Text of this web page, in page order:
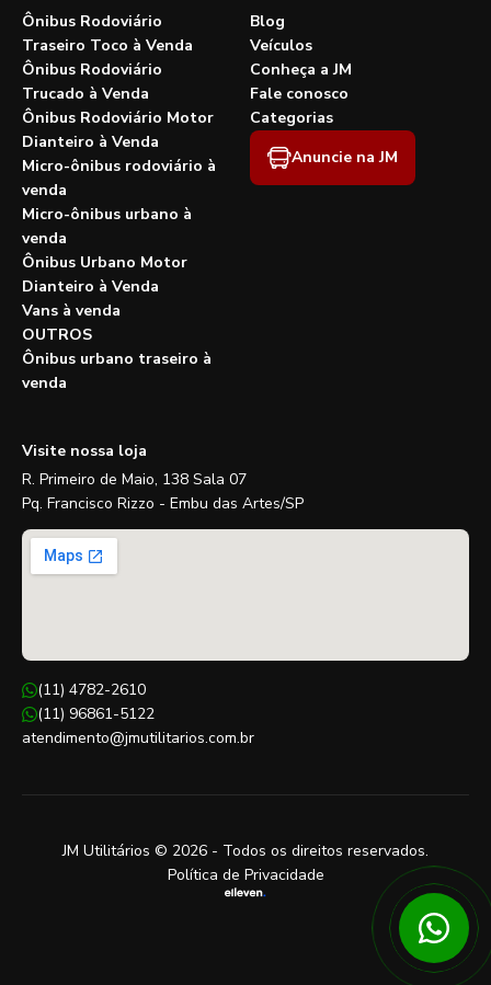
Ônibus Rodoviário
Traseiro Toco à Venda
Ônibus Rodoviário
Trucado à Venda
Ônibus Rodoviário Motor
Dianteiro à Venda
Micro-ônibus rodoviário à
venda
Micro-ônibus urbano à
venda
Ônibus Urbano Motor
Dianteiro à Venda
Vans à venda
OUTROS
Ônibus urbano traseiro à
venda
Blog
Veículos
Conheça a JM
Fale conosco
Categorias
Anuncie na JM
Visite nossa loja
R. Primeiro de Maio, 138 Sala 07
Pq. Francisco Rizzo - Embu das Artes/SP
(11) 4782-2610
(11) 96861-5122
atendimento@jmutilitarios.com.br
JM Utilitários © 2026 - Todos os direitos reservados.
Política de Privacidade